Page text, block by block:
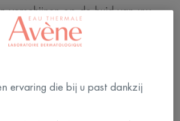
verschijnen op de huid van uw
zijn. Uw tiener maakt zich
ervaring die bij u past dankzij